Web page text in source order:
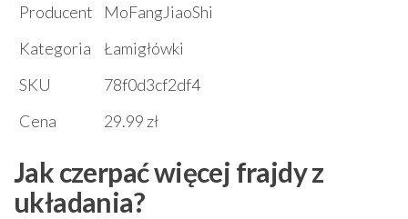
Producent
MoFangJiaoShi
Kategoria
Łamigłówki
SKU
78f0d3cf2df4
Cena
29.99 zł
Jak czerpać więcej frajdy z
układania?